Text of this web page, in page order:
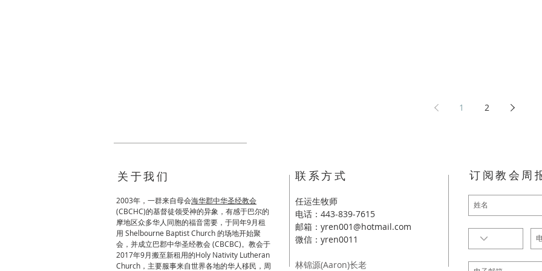
1 2
关于我们
2003年，一群来自母会海华郡中华圣经教会
(CBCHC)的基督徒领受神的异象，有感于巴尔的
摩地区众多华人同胞的福音需要，于同年9月租
用 Shelbourne Baptist Church 的场地开始聚
会，并成立巴郡中华圣经教会 (CBCBC)。教会于
2017年9月搬至新租用的Holy Nativity Lutheran
Church，主要服事来自世界各地的华人移民，周
​联系方式
任运生牧师
电话：443-839-7615
邮箱： yren001@hotmail.com
​微信：yren0011
林锦源(Aaron)长老
订阅教会周